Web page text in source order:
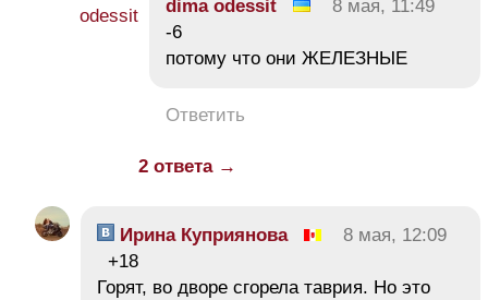
dima odessit
8 мая, 11:49
-6
потому что они ЖЕЛЕЗНЫЕ
Ответить
2 ответа →
Ирина Куприянова
8 мая, 12:09
+18
Горят, во дворе сгорела таврия. Но это